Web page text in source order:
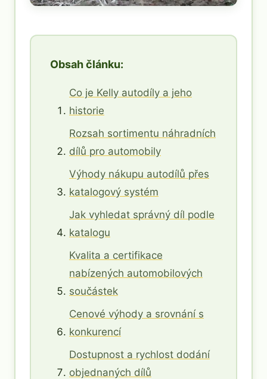
Obsah článku:
Co je Kelly autodíly a jeho
historie
Rozsah sortimentu náhradních
dílů pro automobily
Výhody nákupu autodílů přes
katalogový systém
Jak vyhledat správný díl podle
katalogu
Kvalita a certifikace
nabízených automobilových
součástek
Cenové výhody a srovnání s
konkurencí
Dostupnost a rychlost dodání
objednaných dílů